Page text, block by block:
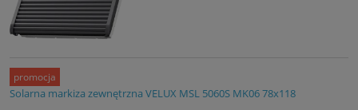
Solarna markiza zewnętrzna VELUX MSL 5060S MK06 78x118
promocja